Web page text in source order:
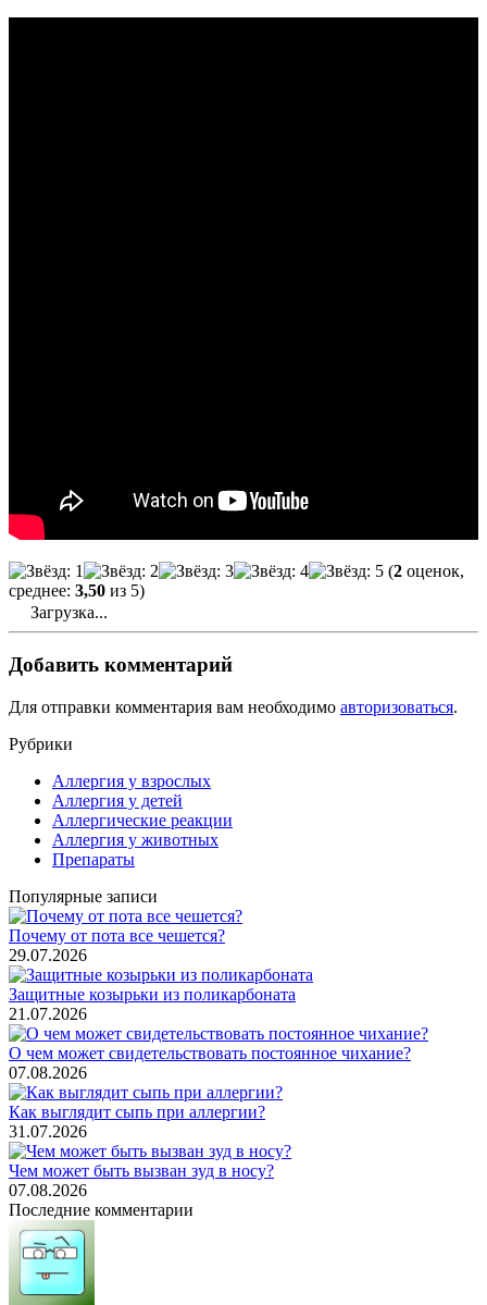
(2 оценок,
среднее: 3,50 из 5)
Загрузка...
Добавить комментарий
Для отправки комментария вам необходимо авторизоваться.
Рубрики
Аллергия у взрослых
Аллергия у детей
Аллергические реакции
Аллергия у животных
Препараты
Популярные записи
Почему от пота все чешется?
29.07.2026
Защитные козырьки из поликарбоната
21.07.2026
О чем может свидетельствовать постоянное чихание?
07.08.2026
Как выглядит сыпь при аллергии?
31.07.2026
Чем может быть вызван зуд в носу?
07.08.2026
Последние комментарии